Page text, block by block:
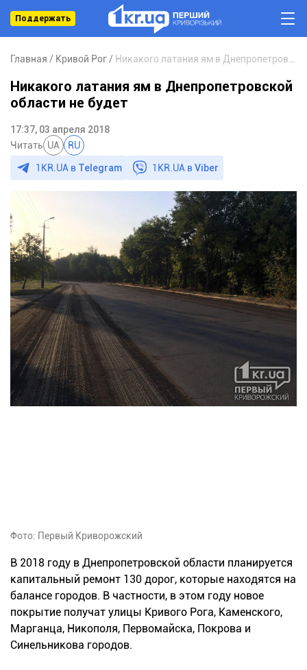
Поддержать
Главная Кривой Рог
Никакого латания ям в Днепропетровской
области не будет
17:37, 03 апреля 2018
Читать UA RU
1KR.UA в Telegram 1KR.UA вViber
Фото: Первый Криворожский
В 2018 году в Днепропетровской области планируется
капитальный ремонт 130 дорог, которые находятся на
балансе городов. В частности, в этом году новое
покрытие получат улицы Кривого Рога, Каменского,
Марганца, Никополя, Первомайска, Покрова и
Синельникова городов.